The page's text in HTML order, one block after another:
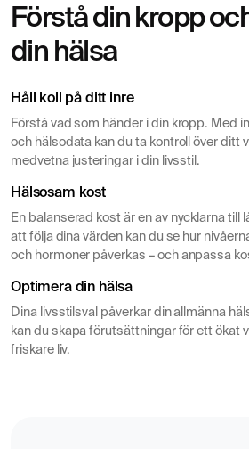
Lämnar blodprov inför hälsokontroll
Förstå din kropp
din hälsa
Håll koll på ditt inre
Förstå vad som händer i din kropp. Med
och hälsodata kan du ta kontroll över ditt
medvetna justeringar i din livsstil.
Hälsosam kost
En balanserad kost är en av nycklarna till
att följa dina värden kan du se hur
och hormoner påverkas – och anpassa
Optimera din hälsa
Dina livsstilsval påverkar din allmänna
kan du skapa förutsättningar för ett ökat
friskare liv.